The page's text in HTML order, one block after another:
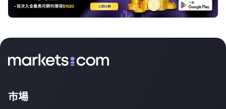
市場